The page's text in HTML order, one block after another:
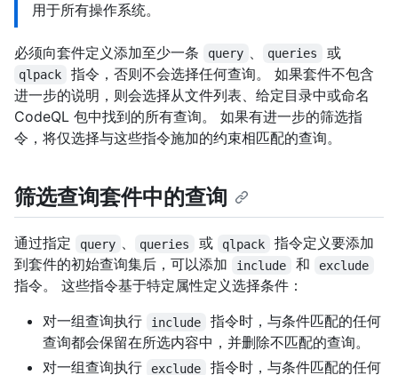
用于所有操作系统。
必须向套件定义添加至少一条 query 、 queries 或
qlpack
指令，否则不会选择任何查询。 如果套件不包含
进一步的说明，则会选择从文件列表、给定目录中或命名
CodeQL 包中找到的所有查询。 如果有进一步的筛选指
令，将仅选择与这些指令施加的约束相匹配的查询。
筛选查询套件中的查询
通过指定 query 、 queries 或 qlpack
指令定义要添加
到套件的初始查询集后，可以添加
include 和 exclude
指令。 这些指令基于特定属性定义选择条件：
对一组查询执行
include
指令时，与条件匹配的任何
查询都会保留在所选内容中，并删除不匹配的查询。
对一组查询执行
exclude 指令时，与条件匹配的任何